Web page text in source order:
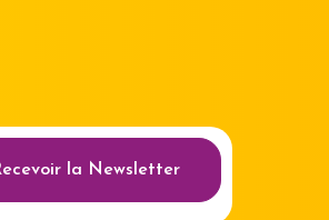
des cookies
la Newsletter